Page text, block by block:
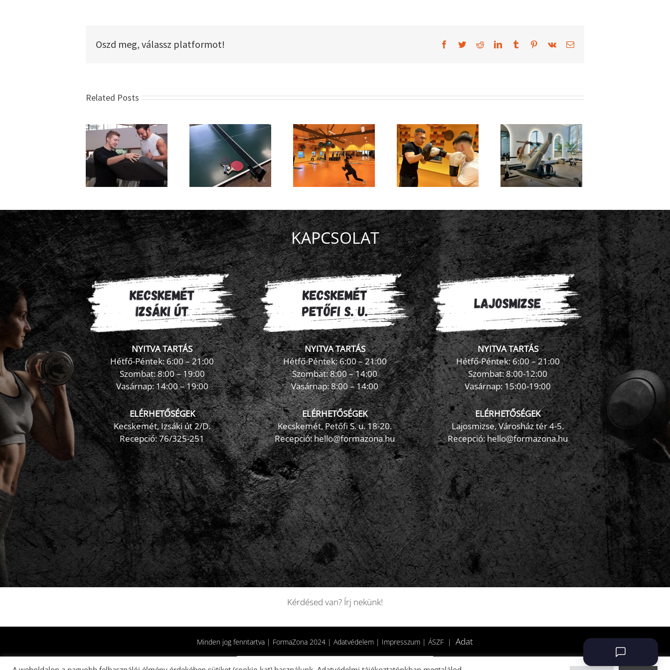
Oszd meg, válassz platformot! Facebook
TwitterRedditLinkedInTumblr Pinterest
Vk Email
Related Posts
KAPCSOLAT
NYITVA TARTÁS
Hétfő-Péntek: 6:00 – 21:00
Szombat: 8:00 – 19:00
Vasárnap: 14:00 – 19:00
ELÉRHETŐSÉGEK
Kecskemét, Izsáki út 2/D.
Recepció:76/325-251
NYITVA TARTÁS
Hétfő-Péntek: 6:00 – 21:00
Szombat: 8:00 – 14:00
Vasárnap: 8:00 – 14:00
ELÉRHETŐSÉGEK
Kecskemét, Petőfi S. u. 18-20.
Recepció: hello@formazona.hu
NYITVA TARTÁS
Hétfő-Péntek: 6:00 – 21:00
Szombat: 8:00-12:00
Vasárnap: 15:00-19:00
ELÉRHETŐSÉGEK
Lajosmizse, Városház tér 4-5.
Recepció:hello@formazona.hu
Kérdésed van? Írj nekünk!
Minden jog fenntartva | FormaZona 2024 | Adatvédelem | Impresszum | ÁSZF | Adat
FormaZona chatbot ×